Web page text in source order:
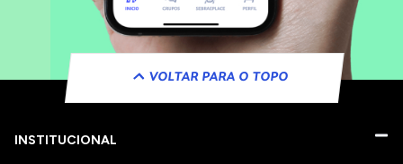
VOLTAR PARA O TOPO
INSTITUCIONAL